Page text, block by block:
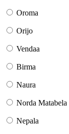
Oroma
Orijo
Vendaa
Birma
Naura
Norda Matabela
Nepala